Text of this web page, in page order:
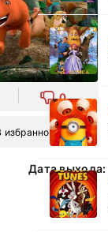
0
избранное
Дата выхода: